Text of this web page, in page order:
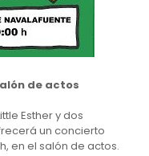
de actos
Esther y dos
un concierto
en el salón de actos.